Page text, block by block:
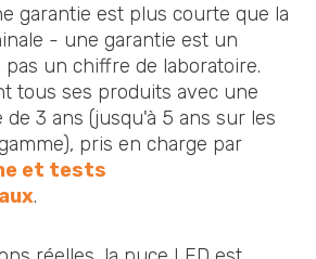
garantie est plus courte que la
- une garantie est un
un chiffre de laboratoire.
tous ses produits avec une
3 ans (jusqu'à 5 ans sur les
pris en charge par
et tests
.